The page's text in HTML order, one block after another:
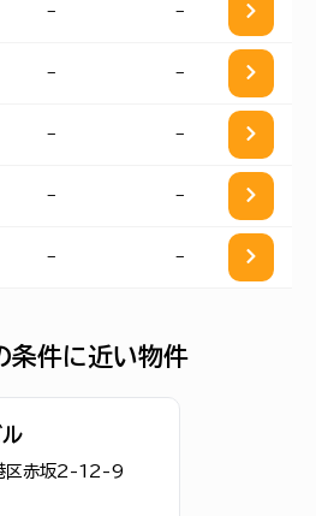
− −
− −
− −
− −
− −
条件に近い物件
区赤坂2-12-9